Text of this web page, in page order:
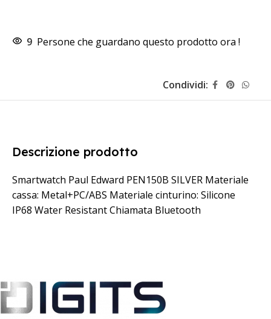
9 Persone che guardano questo prodotto ora !
Condividi:
Descrizione prodotto
Smartwatch Paul Edward PEN150B SILVER Materiale
cassa: Metal+PC/ABS Materiale cinturino: Silicone
IP68 Water Resistant Chiamata Bluetooth